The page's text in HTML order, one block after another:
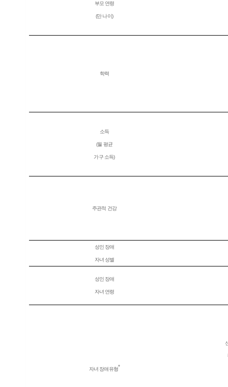
부모 연령
(만 나이)
학력
소득
(월 평균
가구 소득)
주관적 건강
성인 장애
자녀 성별
성인 장애
자녀 연령
자녀 장애유형*